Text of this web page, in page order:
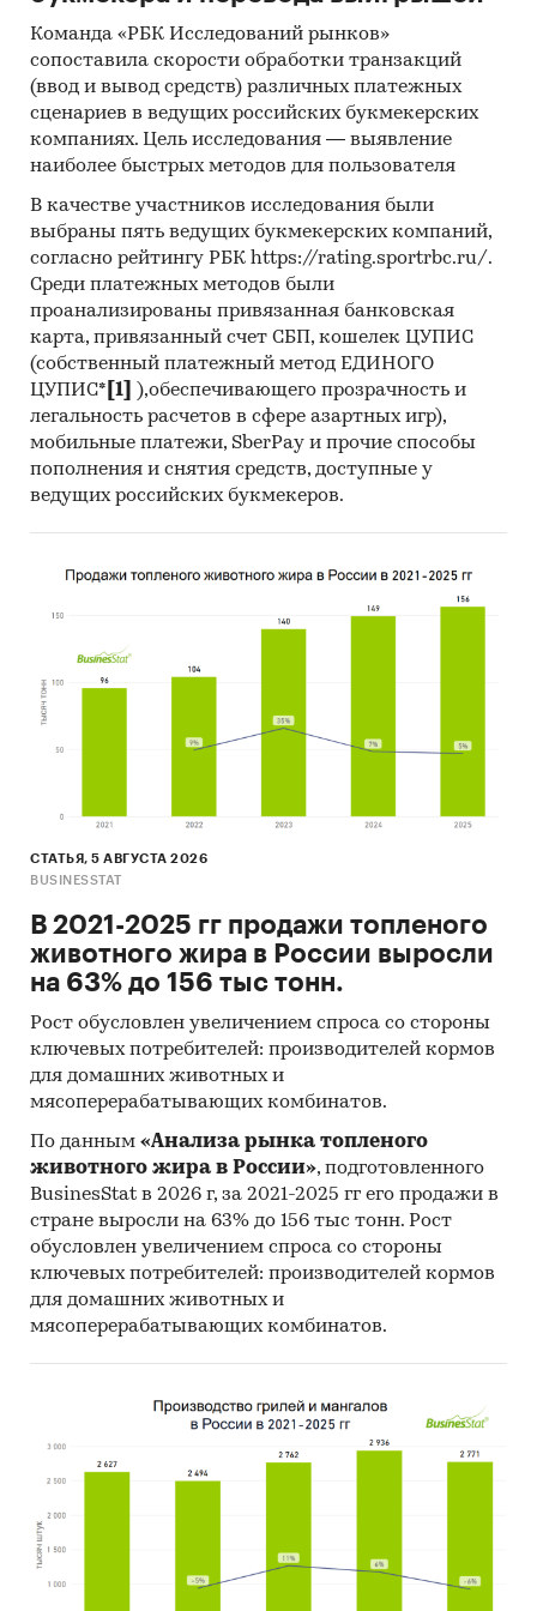
инвестиционной рекомендацией
Категории: Потребительские
услуги / HoReCa / Кейтеринг
Россия
Пандемия
Команда «РБК Исследований рынков»
сопоставила скорости обработки транзакций
(ввод и вывод средств) различных платежных
сценариев в ведущих российских букмекерских
компаниях. Цель исследования — выявление
наиболее быстрых методов для пользователя
В качестве участников исследования были
выбраны пять ведущих букмекерских компаний,
согласно рейтингу РБК https://rating.sportrbc.ru/.
Среди платежных методов были
проанализированы привязанная банковская
карта, привязанный счет СБП, кошелек ЦУПИС
(собственный платежный метод ЕДИНОГО
ЦУПИС* [1]
),обеспечивающего прозрачность и
легальность расчетов в сфере азартных игр),
мобильные платежи, SberPay и прочие способы
пополнения и снятия средств, доступные у
ведущих российских букмекеров.
СТАТЬЯ, 5 АВГУСТА 2026
BUSINESSTAT
В 2021-2025 гг продажи топленого
животного жира в России выросли
на 63% до 156 тыс тонн.
Рост обусловлен увеличением спроса со стороны
ключевых потребителей: производителей кормов
для домашних животных и
мясоперерабатывающих комбинатов.
По данным «Анализа рынка топленого
животного жира в России», подготовленного
BusinesStat в 2026 г, за 2021-2025 гг его продажи в
стране выросли на 63% до 156 тыс тонн. Рост
обусловлен увеличением спроса со стороны
ключевых потребителей: производителей кормов
для домашних животных и
мясоперерабатывающих комбинатов.